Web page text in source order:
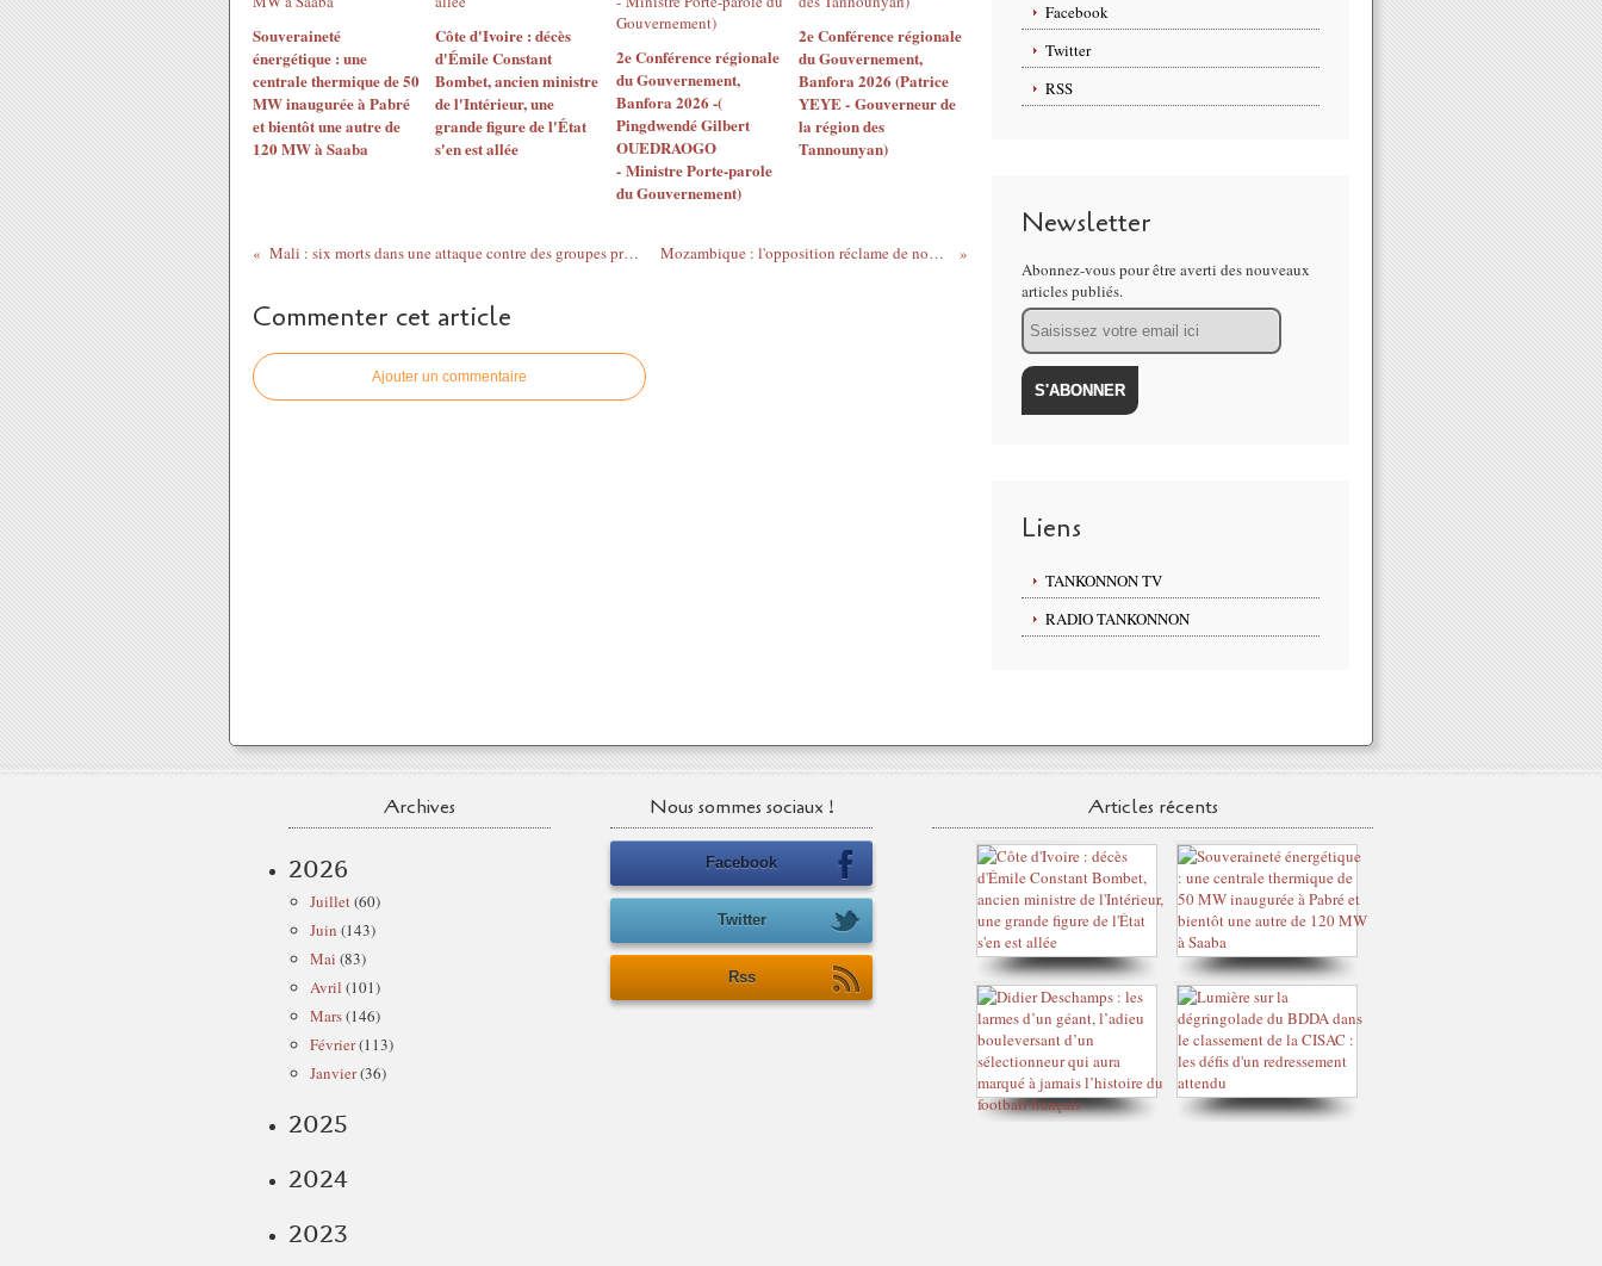
Souveraineté
énergétique : une
centrale thermique de 50
MW inaugurée à Pabré
et bientôt une autre de
120 MW à Saaba
Côte d'Ivoire : décès
d'Émile Constant
Bombet, ancien ministre
de l'Intérieur, une
grande figure de l'État
s'en est allée
2e Conférence régionale
du Gouvernement,
Banfora 2026 -(
Pingdwendé Gilbert
OUEDRAOGO
- Ministre Porte-parole
du Gouvernement)
2e Conférence régionale
du Gouvernement,
Banfora 2026 (Patrice
YEYE - Gouverneur de
la région des
Tannounyan)
Mali : six morts dans une attaque contre des groupes pro-gouvernementaux Mozambique : l'opposition réclame de nouvelles élections
Commenter cet article
Ajouter un commentaire
Facebook
Twitter
RSS
Newsletter
Abonnez-vous pour être averti des nouveaux
articles publiés.
Email
Liens
TANKONNON TV
RADIO TANKONNON
Archives
2026
Juillet(60)
Juin (143)
Mai (83)
Avril (101)
Mars(146)
Février(113)
Janvier(36)
2025
2024
2023
Nous sommes sociaux !
Facebook
Twitter
Rss
Articles récents